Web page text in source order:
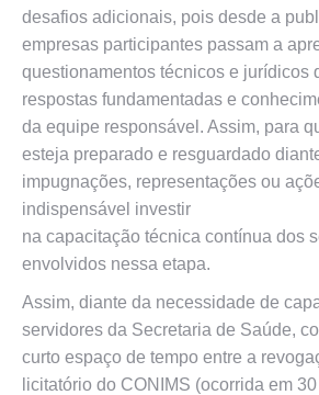
desafios adicionais, pois desde a
empresas participantes passam a
questionamentos técnicos e jurídicos
respostas fundamentadas e
da equipe responsável. Assim, para
esteja preparado e resguardado
impugnações, representações ou
indispensável investir
na capacitação técnica contínua dos
envolvidos nessa etapa.
Assim, diante da necessidade de
servidores da Secretaria de Saúde,
curto espaço de tempo entre a
licitatório do CONIMS (ocorrida em